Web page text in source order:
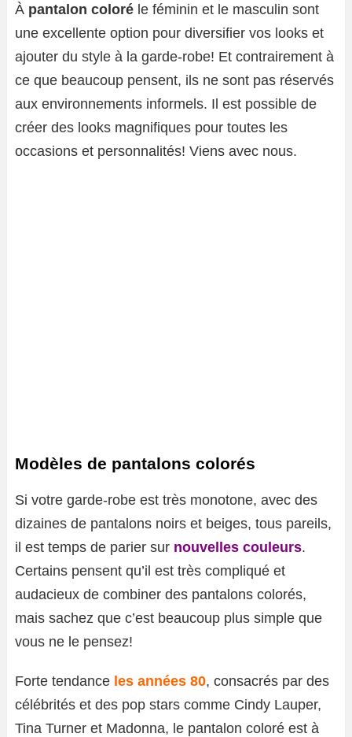
À pantalon coloré le féminin et le masculin sont
une excellente option pour diversifier vos looks et
ajouter du style à la garde-robe! Et contrairement à
ce que beaucoup pensent, ils ne sont pas réservés
aux environnements informels. Il est possible de
créer des looks magnifiques pour toutes les
occasions et personnalités! Viens avec nous.
Modèles de pantalons colorés
Si votre garde-robe est très monotone, avec des
dizaines de pantalons noirs et beiges, tous pareils,
il est temps de parier sur nouvelles couleurs.
Certains pensent qu’il est très compliqué et
audacieux de combiner des pantalons colorés,
mais sachez que c’est beaucoup plus simple que
vous ne le pensez!
Forte tendance les années 80, consacrés par des
célébrités et des pop stars comme Cindy Lauper,
Tina Turner et Madonna, le pantalon coloré est à